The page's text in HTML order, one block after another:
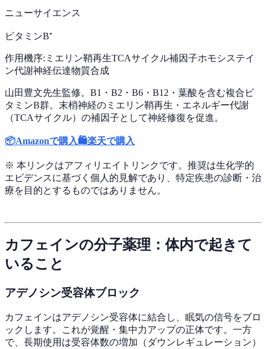
ニューサイエンス
ビタミンB⁺
作用機序: ミエリン鞘再生TCAサイクル補因子ホモシステイ
ン代謝神経伝達物質合成
山田豊文先生監修。B1・B2・B6・B12・葉酸を含む複合ビ
タミンB群。末梢神経のミエリン鞘再生・エネルギー代謝
（TCAサイクル）の補因子として神経修復を促進。
📦Amazonで購入🛍️楽天で購入
※ 本リンクはアフィリエイトリンクです。推奨は生化学的
エビデンスに基づく個人的見解であり、特定疾患の診断・治
療を目的とするものではありません。
カフェインの分子薬理：体内で起きて
いること
アデノシン受容体ブロック
カフェインはアデノシン受容体に結合し、眠気の信号をブロ
ックします。これが覚醒・集中力アップの正体です。一方
で、長期使用は受容体数の増加（ダウンレギュレーション）